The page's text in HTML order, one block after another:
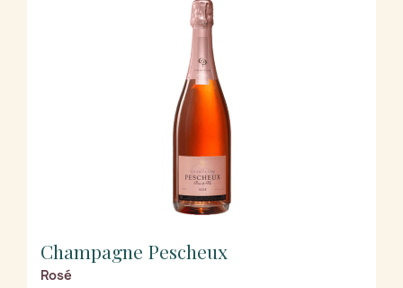
Champagne Pescheux
Rosé